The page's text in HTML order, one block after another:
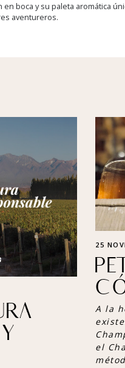
boca y su paleta aromática
aventureros.
25
A la
el